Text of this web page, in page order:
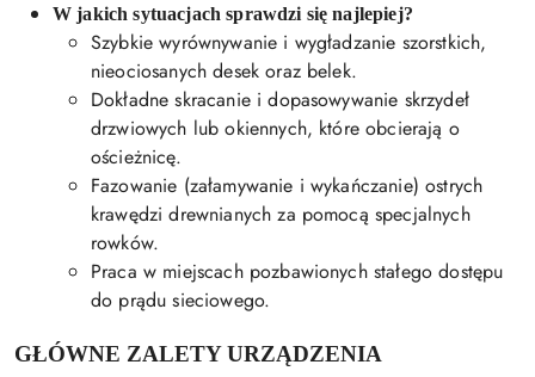
W jakich sytuacjach sprawdzi się najlepiej?
Szybkie wyrównywanie i wygładzanie szorstkich,
nieociosanych desek oraz belek.
Dokładne skracanie i dopasowywanie skrzydeł
drzwiowych lub okiennych, które obcierają o
ościeżnicę.
Fazowanie (załamywanie i wykańczanie) ostrych
krawędzi drewnianych za pomocą specjalnych
rowków.
Praca w miejscach pozbawionych stałego dostępu
do prądu sieciowego.
GŁÓWNE ZALETY URZĄDZENIA